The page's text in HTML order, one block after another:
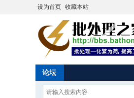
设为首页 收藏本站
论坛